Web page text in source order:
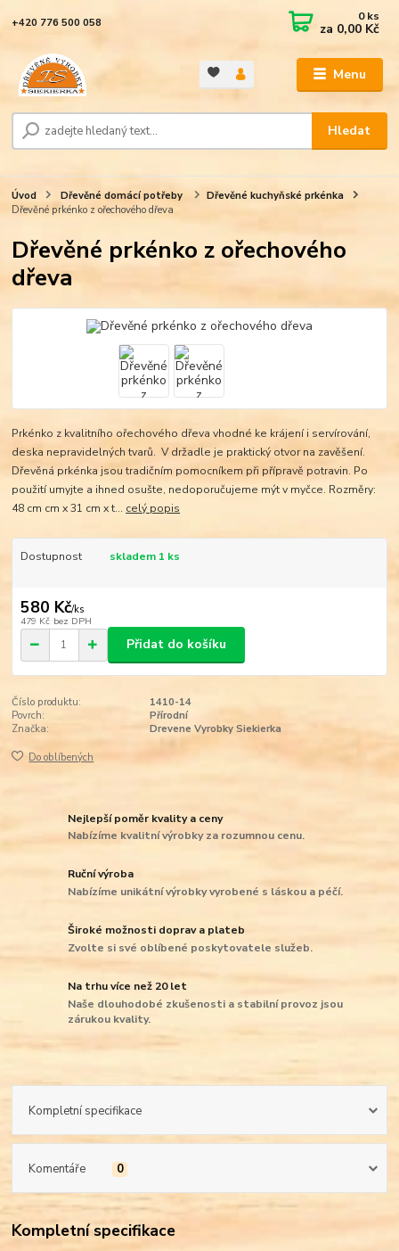
Menu
Hledat
+420 776 500 058 0ks
za 0,00 Kč
Úvod Dřevěné domácí potřeby
Dřevěné kuchyňské prkénka
Dřevěné prkénko z ořechového dřeva
Dřevěné prkénko z ořechového
dřeva
Prkénko z kvalitního ořechového dřeva vhodné ke krájení i servírování,
deska nepravidelných tvarů. V držadle je praktický otvor na zavěšení.
Dřevěná prkénka jsou tradičním pomocníkem při přípravě potravin. Po
použití umyjte a ihned osušte, nedoporučujeme mýt v myčce. Rozměry:
48 cm cm x 31 cm x t... celý popis
Dostupnost skladem 1 ks
580 Kč/ks
479 Kč bez DPH
Přidat do košíku
Číslo produktu:
1410-14
Povrch:
Přírodní
Značka:
Drevene Vyrobky Siekierka
Do oblíbených
Nejlepší poměr kvality a ceny
Nabízíme kvalitní výrobky za rozumnou cenu.
Ruční výroba
Nabízíme unikátní výrobky vyrobené s láskou a péčí.
Široké možnosti doprav a plateb
Zvolte si své oblíbené poskytovatele služeb.
Na trhu více než 20 let
Naše dlouhodobé zkušenosti a stabilní provoz jsou
zárukou kvality.
Kompletní specifikace
Komentáře 0
Kompletní specifikace